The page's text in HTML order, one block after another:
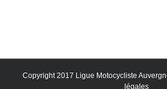
Copyright 2017 Ligue Motocycliste
légales